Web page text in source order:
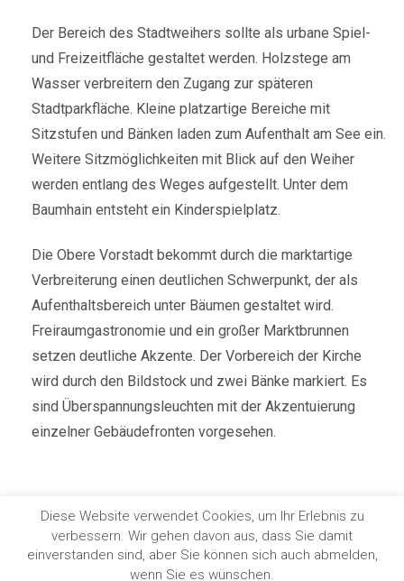
Der Bereich des Stadtweihers sollte als urbane Spiel-
und Freizeitfläche gestaltet werden. Holzstege am
Wasser verbreitern den Zugang zur späteren
Stadtparkfläche. Kleine platzartige Bereiche mit
Sitzstufen und Bänken laden zum Aufenthalt am See ein.
Weitere Sitzmöglichkeiten mit Blick auf den Weiher
werden entlang des Weges aufgestellt. Unter dem
Baumhain entsteht ein Kinderspielplatz.
Die Obere Vorstadt bekommt durch die marktartige
Verbreiterung einen deutlichen Schwerpunkt, der als
Aufenthaltsbereich unter Bäumen gestaltet wird.
Freiraumgastronomie und ein großer Marktbrunnen
setzen deutliche Akzente. Der Vorbereich der Kirche
wird durch den Bildstock und zwei Bänke markiert. Es
sind Überspannungsleuchten mit der Akzentuierung
einzelner Gebäudefronten vorgesehen.
COPYRIGHT © 2022. HOLL | WIEDEN | PARTNERSCHAFT
DATENSCHUTZERKLÄRUNG|IMPRESSUM
Diese Website verwendet Cookies, um Ihr Erlebnis zu
verbessern. Wir gehen davon aus, dass Sie damit
einverstanden sind, aber Sie können sich auch abmelden,
wenn Sie es wünschen.